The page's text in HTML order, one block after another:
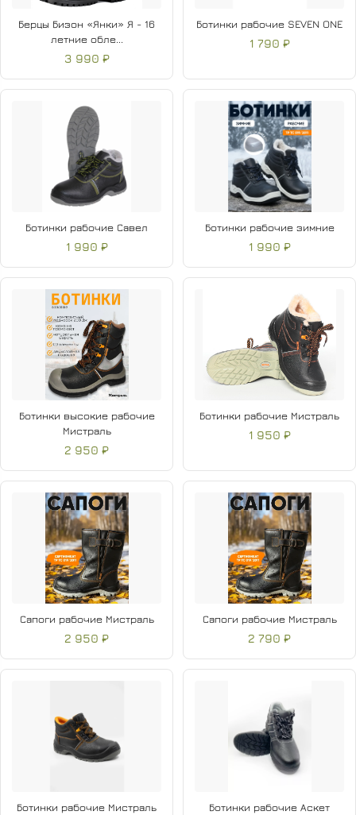
Берцы Бизон «Янки» Я - 16
летние обле...
3 990 ₽
Ботинки рабочие SEVEN ONE
1 790 ₽
Ботинки рабочие Савел
1 990 ₽
Ботинки рабочие зимние
1 990 ₽
Ботинки высокие рабочие
Мистраль
2 950 ₽
Ботинки рабочие Мистраль
1 950 ₽
Сапоги рабочие Мистраль
2 950 ₽
Сапоги рабочие Мистраль
2 790 ₽
Ботинки рабочие Мистраль Ботинки рабочие Аскет